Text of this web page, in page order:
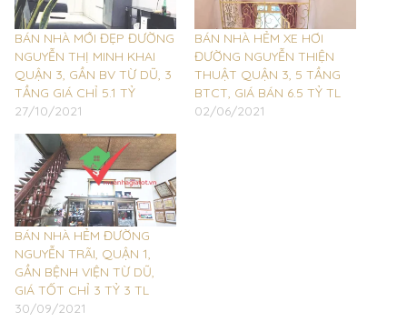
BÁN NHÀ MỚI ĐẸP ĐƯỜNG
NGUYỄN THỊ MINH KHAI
QUẬN 3, GẦN BV TỪ DŨ, 3
TẦNG GIÁ CHỈ 5.1 TỶ
27/10/2021
BÁN NHÀ HẺM XE HƠI
ĐƯỜNG NGUYỄN THIỆN
THUẬT QUẬN 3, 5 TẦNG
BTCT, GIÁ BÁN 6.5 TỶ TL
02/06/2021
BÁN NHÀ HẺM ĐƯỜNG
NGUYỄN TRÃI, QUẬN 1,
GẦN BỆNH VIỆN TỪ DŨ,
GIÁ TỐT CHỈ 3 TỶ 3 TL
30/09/2021